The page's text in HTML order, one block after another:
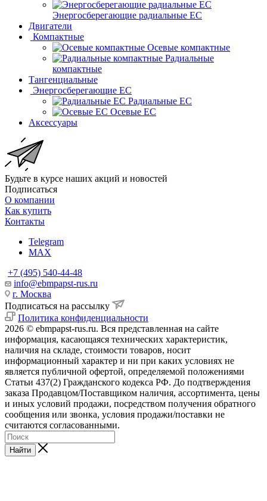
Энергосберегающие радиальные EC
Двигатели
Компактные
Осевые компактные
Радиальные
компактные
Тангенциальные
Энергосберегающие EC
Радиальные EC
Осевые EC
Аксессуары
Будьте в курсе наших акций и новостей
Подписаться
О компании
Как купить
Контакты
Telegram
MAX
+7 (495) 540-44-48
info@ebmpapst-rus.ru
г. Москва
Подписаться на рассылку
Политика конфиденциальности
2026 © ebmpapst-rus.ru. Вся представленная на сайте
информация, касающаяся технических характеристик,
наличия на складе, стоимости товаров, носит
информационный характер и ни при каких условиях не
является публичной офертой, определяемой положениями
Статьи 437(2) Гражданского кодекса РФ. До подтверждения
заказа Продавцом/Поставщиком наличия, ассортимента, цены
и иных условий продажи, посредством получения обратного
сообщения или звонка, условия продажи/поставки не
считаются согласованными.
Найти